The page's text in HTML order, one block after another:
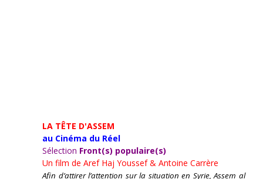
LA TÊTE D'ASSEM
au Cinéma du Réel
Sélection Front(s) populaire(s)
Un film de Aref Haj Youssef & Antoine Carrère
Afin d’attirer l’attention sur la situation en Syrie, Assem al